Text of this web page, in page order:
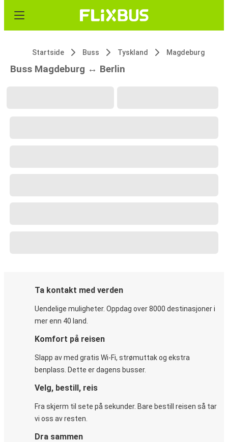
Startside Buss Tyskland Magdeburg
Buss Magdeburg ↔ Berlin
Ta kontakt med verden
Uendelige muligheter. Oppdag over 8000 destinasjoner i
mer enn 40 land.
Komfort på reisen
Slapp av med gratis Wi-Fi, strømuttak og ekstra
benplass. Dette er dagens busser.
Velg, bestill, reis
Fra skjerm til sete på sekunder. Bare bestill reisen så tar
vi oss av resten.
Dra sammen